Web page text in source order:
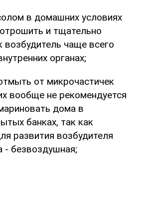
в домашних условиях
и тщательно
возбудитель чаще всего
органах;
от микрочастичек
вообще не рекомендуется
дома в
банках, так как
развития возбудителя
- безвоздушная;